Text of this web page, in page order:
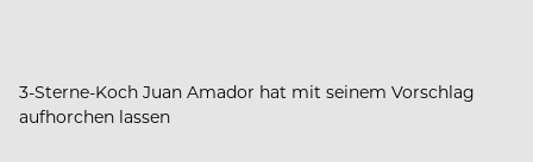
3-Sterne-Koch Juan Amador hat mit seinem Vorschlag
aufhorchen lassen